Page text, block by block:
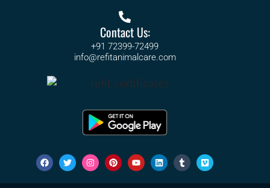
Contact Us:
+91 72399-72499
info@refitanimalcare.com